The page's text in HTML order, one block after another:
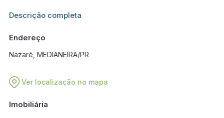
Informações adicionais sobre este imóvel estarão disponíveis
Descrição completa
Endereço
Nazaré, MEDIANEIRA/PR
Ver localização no mapa
Imobiliária